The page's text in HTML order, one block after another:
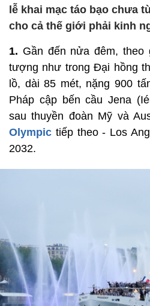
lễ khai mạc táo bạo chưa
cho cả thế giới phải kinh
1. Gần đến nửa đêm,
tượng như trong Đại hồng
lồ, dài 85 mét, nặng 900
Pháp cập bến cầu Jena
sau thuyền đoàn Mỹ và
Olympic tiếp theo - Los
2032.